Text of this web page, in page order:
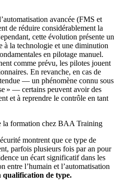
avancée (FMS et
de réduire considérablement la
cette évolution présente un
à la technologie et une diminution
en pilotage manuel.
comme prévu, les pilotes jouent
En revanche, en cas de
— un phénomène connu sous
» — certains peuvent avoir des
et à reprendre le contrôle en tant
montrent que ce type de
parfois plusieurs fois par an pour
un écart significatif dans les
entre l’humain et l’automatisation
qualification de type.